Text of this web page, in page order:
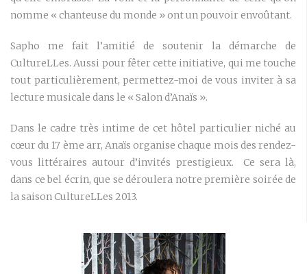
nomme « chanteuse du monde » ont un pouvoir envoûtant.
Sapho me fait l’amitié de soutenir la démarche de
CultureLLes. Aussi pour fêter cette initiative, qui me touche
tout particulièrement, permettez-moi de vous inviter à sa
lecture musicale dans le « Salon d’Anaïs ».
Dans le cadre très intime de cet hôtel particulier niché au
cœur du 17 ème arr, Anaïs organise chaque mois des rendez-
vous littéraires autour d’invités prestigieux. Ce sera là,
dans ce bel écrin, que se déroulera notre première soirée de
la saison CultureLLes 2013.